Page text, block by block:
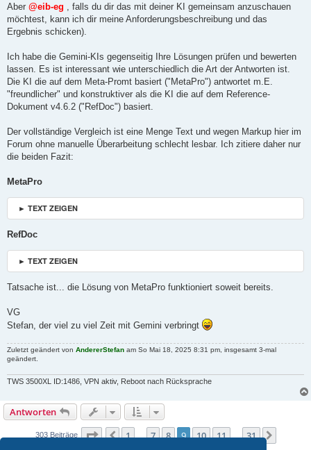
Aber @eib-eg , falls du dir das mit deiner KI gemeinsam anzuschauen
möchtest, kann ich dir meine Anforderungsbeschreibung und das
Ergebnis schicken).
Ich habe die Gemini-KIs gegenseitig Ihre Lösungen prüfen und bewerten
lassen. Es ist interessant wie unterschiedlich die Art der Antworten ist.
Die KI die auf dem Meta-Promt basiert ("MetaPro") antwortet m.E.
"freundlicher" und konstruktiver als die KI die auf dem Reference-
Dokument v4.6.2 ("RefDoc") basiert.
Der vollständige Vergleich ist eine Menge Text und wegen Markup hier im
Forum ohne manuelle Überarbeitung schlecht lesbar. Ich zitiere daher nur
die beiden Fazit:
MetaPro
► TEXT ZEIGEN
RefDoc
► TEXT ZEIGEN
Tatsache ist... die Lösung von MetaPro funktioniert soweit bereits.
VG
Stefan, der viel zu viel Zeit mit Gemini verbringt
Zuletzt geändert von AndererStefan am So Mai 18, 2025 8:31 pm, insgesamt 3-mal
geändert.
TWS 3500XL ID:1486, VPN aktiv, Reboot nach Rücksprache
Antworten
303 Beiträge Seite9von31
Vorherige
1 7 8 9 10 11 31